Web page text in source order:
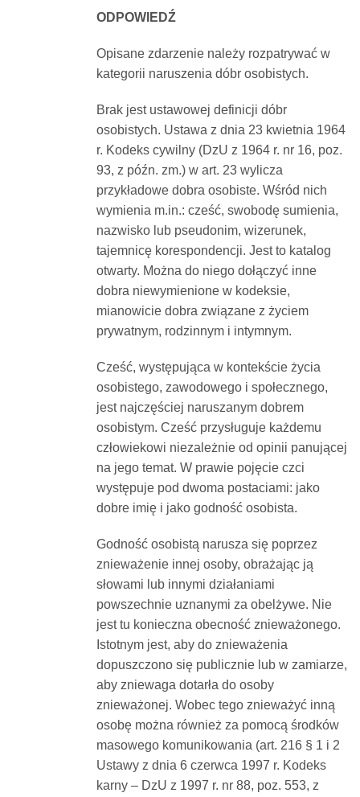
ODPOWIEDŹ
Opisane zdarzenie należy rozpatrywać w
kategorii naruszenia dóbr osobistych.
Brak jest ustawowej definicji dóbr
osobistych. Ustawa z dnia 23 kwietnia 1964
r. Kodeks cywilny (DzU z 1964 r. nr 16, poz.
93, z późn. zm.) w art. 23 wylicza
przykładowe dobra osobiste. Wśród nich
wymienia m.in.: cześć, swobodę sumienia,
nazwisko lub pseudonim, wizerunek,
tajemnicę korespondencji. Jest to katalog
otwarty. Można do niego dołączyć inne
dobra niewymienione w kodeksie,
mianowicie dobra związane z życiem
prywatnym, rodzinnym i intymnym.
Cześć, występująca w kontekście życia
osobistego, zawodowego i społecznego,
jest najczęściej naruszanym dobrem
osobistym. Cześć przysługuje każdemu
człowiekowi niezależnie od opinii panującej
na jego temat. W prawie pojęcie czci
występuje pod dwoma postaciami: jako
dobre imię i jako godność osobista.
Godność osobistą narusza się poprzez
znieważenie innej osoby, obrażając ją
słowami lub innymi działaniami
powszechnie uznanymi za obelżywe. Nie
jest tu konieczna obecność znieważonego.
Istotnym jest, aby do znieważenia
dopuszczono się publicznie lub w zamiarze,
aby zniewaga dotarła do osoby
znieważonej. Wobec tego znieważyć inną
osobę można również za pomocą środków
masowego komunikowania (art. 216 § 1 i 2
Ustawy z dnia 6 czerwca 1997 r. Kodeks
karny – DzU z 1997 r. nr 88, poz. 553, z